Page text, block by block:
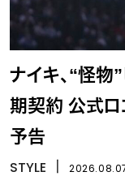
ナイキ、“怪物
期契約 公式ロ
予告
STYLE